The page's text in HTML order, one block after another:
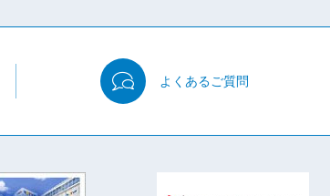
よくあるご質問